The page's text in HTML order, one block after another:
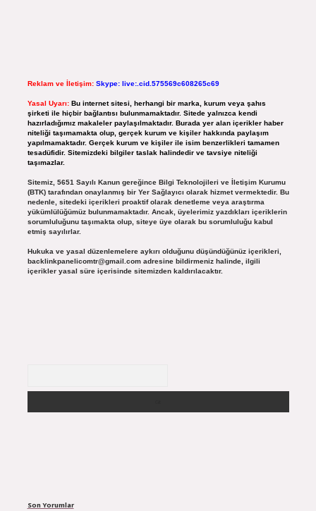
Reklam ve İletişim: Skype: live:.cid.575569c608265c69
Yasal Uyarı: Bu internet sitesi, herhangi bir marka, kurum veya şahıs
şirketi ile hiçbir bağlantısı bulunmamaktadır. Sitede yalnızca kendi
hazırladığımız makaleler paylaşılmaktadır. Burada yer alan içerikler haber
niteliği taşımamakta olup, gerçek kurum ve kişiler hakkında paylaşım
yapılmamaktadır. Gerçek kurum ve kişiler ile isim benzerlikleri tamamen
tesadüfidir. Sitemizdeki bilgiler taslak halindedir ve tavsiye niteliği
taşımazlar.
Sitemiz, 5651 Sayılı Kanun gereğince Bilgi Teknolojileri ve İletişim Kurumu
(BTK) tarafından onaylanmış bir Yer Sağlayıcı olarak hizmet vermektedir. Bu
nedenle, sitedeki içerikleri proaktif olarak denetleme veya araştırma
yükümlülüğümüz bulunmamaktadır. Ancak, üyelerimiz yazdıkları içeriklerin
sorumluluğunu taşımakta olup, siteye üye olarak bu sorumluluğu kabul
etmiş sayılırlar.
Hukuka ve yasal düzenlemelere aykırı olduğunu düşündüğünüz içerikleri,
backlinkpanelicomtr@gmail.comadresine bildirmeniz halinde, ilgili
içerikler yasal süre içerisinde sitemizden kaldırılacaktır.
Son Yorumlar